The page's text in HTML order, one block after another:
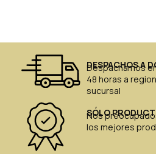
DESPACHOS A
Despachamos
48 horas a
sucursal
SÓLO
Nos
los mejores